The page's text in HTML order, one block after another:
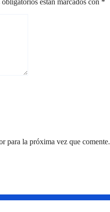
están marcados con *
para la próxima vez que comente.